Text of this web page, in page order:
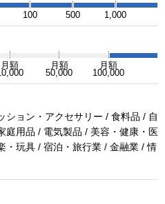
100 500 1,000
月額 月額 月額
50,000 100,000
ション・アクセサリー / 食料品 / 自
庭用品 / 電気製品 / 美容・健康・医
・玩具 / 宿泊・旅行業 / 金融業 / 情